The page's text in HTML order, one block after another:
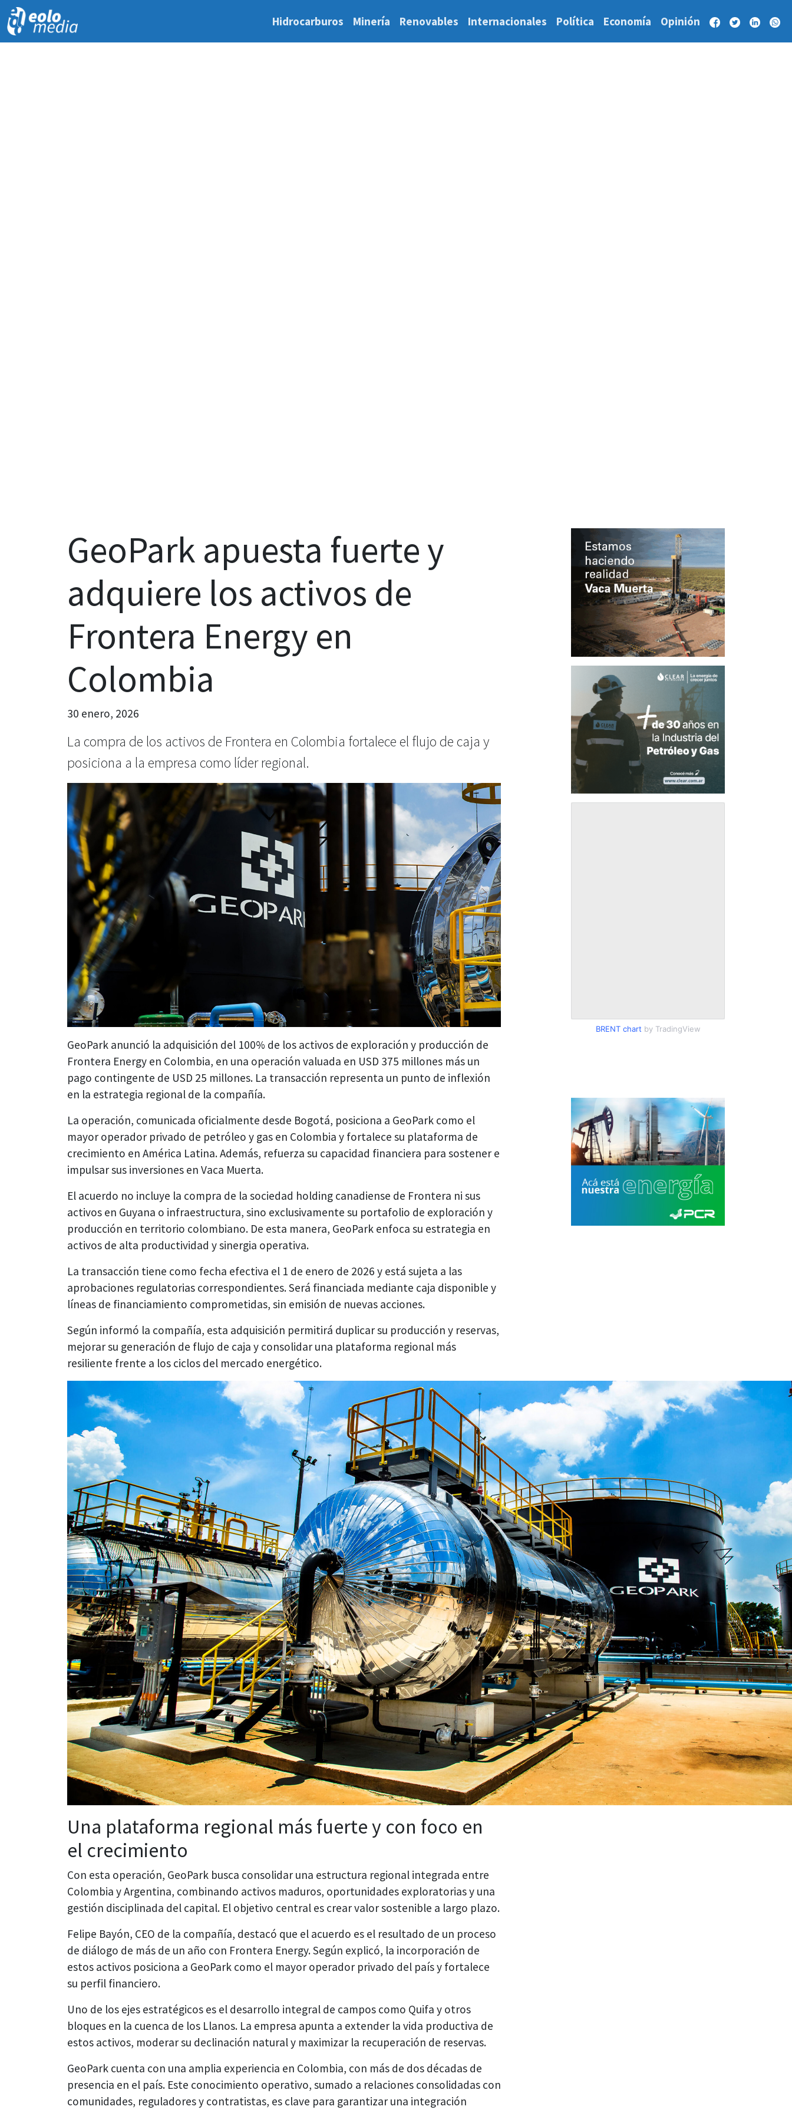
Hidrocarburos Minería Renovables Internacionales Política Economía Opinión
GeoPark apuesta fuerte y
adquiere los activos de
Frontera Energy en
Colombia
30 enero, 2026
La compra de los activos de Frontera en Colombia fortalece el flujo de caja y
posiciona a la empresa como líder regional.
GeoPark anunció la adquisición del 100% de los activos de exploración y producción de
Frontera Energy en Colombia, en una operación valuada en USD 375 millones más un
pago contingente de USD 25 millones. La transacción representa un punto de inflexión
en la estrategia regional de la compañía.
La operación, comunicada oficialmente desde Bogotá, posiciona a GeoPark como el
mayor operador privado de petróleo y gas en Colombia y fortalece su plataforma de
crecimiento en América Latina. Además, refuerza su capacidad financiera para sostener e
impulsar sus inversiones en Vaca Muerta.
El acuerdo no incluye la compra de la sociedad holding canadiense de Frontera ni sus
activos en Guyana o infraestructura, sino exclusivamente su portafolio de exploración y
producción en territorio colombiano. De esta manera, GeoPark enfoca su estrategia en
activos de alta productividad y sinergia operativa.
La transacción tiene como fecha efectiva el 1 de enero de 2026 y está sujeta a las
aprobaciones regulatorias correspondientes. Será financiada mediante caja disponible y
líneas de financiamiento comprometidas, sin emisión de nuevas acciones.
Según informó la compañía, esta adquisición permitirá duplicar su producción y reservas,
mejorar su generación de flujo de caja y consolidar una plataforma regional más
resiliente frente a los ciclos del mercado energético.
Una plataforma regional más fuerte y con foco en
el crecimiento
Con esta operación, GeoPark busca consolidar una estructura regional integrada entre
Colombia y Argentina, combinando activos maduros, oportunidades exploratorias y una
gestión disciplinada del capital. El objetivo central es crear valor sostenible a largo plazo.
Felipe Bayón, CEO de la compañía, destacó que el acuerdo es el resultado de un proceso
de diálogo de más de un año con Frontera Energy. Según explicó, la incorporación de
estos activos posiciona a GeoPark como el mayor operador privado del país y fortalece
su perfil financiero.
Uno de los ejes estratégicos es el desarrollo integral de campos como Quifa y otros
bloques en la cuenca de los Llanos. La empresa apunta a extender la vida productiva de
estos activos, moderar su declinación natural y maximizar la recuperación de reservas.
GeoPark cuenta con una amplia experiencia en Colombia, con más de dos décadas de
presencia en el país. Este conocimiento operativo, sumado a relaciones consolidadas con
comunidades, reguladores y contratistas, es clave para garantizar una integración
BRENT chart by TradingView